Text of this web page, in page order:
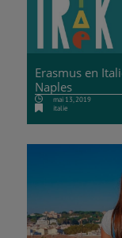
Erasmus en
Naples
mai 13, 2019
italie